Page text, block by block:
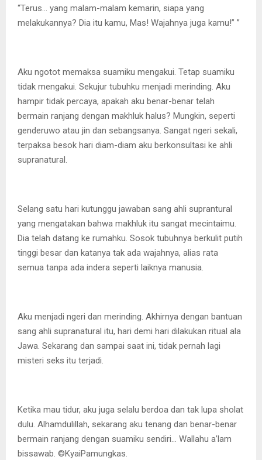
“Terus… yang malam-malam kemarin, siapa yang
melakukannya? Dia itu kamu, Mas! Wajahnya juga kamu!” ”
Aku ngotot memaksa suamiku mengakui. Tetap suamiku
tidak mengakui. Sekujur tubuhku menjadi merinding. Aku
hampir tidak percaya, apakah aku benar-benar telah
bermain ranjang dengan makhluk halus? Mungkin, seperti
genderuwo atau jin dan sebangsanya. Sangat ngeri sekali,
terpaksa besok hari diam-diam aku berkonsultasi ke ahli
supranatural.
Selang satu hari kutunggu jawaban sang ahli suprantural
yang mengatakan bahwa makhluk itu sangat mecintaimu.
Dia telah datang ke rumahku. Sosok tubuhnya berkulit putih
tinggi besar dan katanya tak ada wajahnya, alias rata
semua tanpa ada indera seperti laiknya manusia.
Aku menjadi ngeri dan merinding. Akhirnya dengan bantuan
sang ahli supranatural itu, hari demi hari dilakukan ritual ala
Jawa. Sekarang dan sampai saat ini, tidak pernah lagi
misteri seks itu terjadi.
Ketika mau tidur, aku juga selalu berdoa dan tak lupa sholat
dulu. Alhamdulillah, sekarang aku tenang dan benar-benar
bermain ranjang dengan suamiku sendiri… Wallahu a’lam
bissawab. ©️KyaiPamungkas.